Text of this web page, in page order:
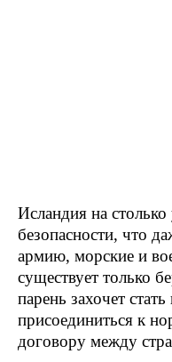
Исландия на столько
безопасности, что
армию, морские и
существует только
парень захочет
присоединиться к
договору между